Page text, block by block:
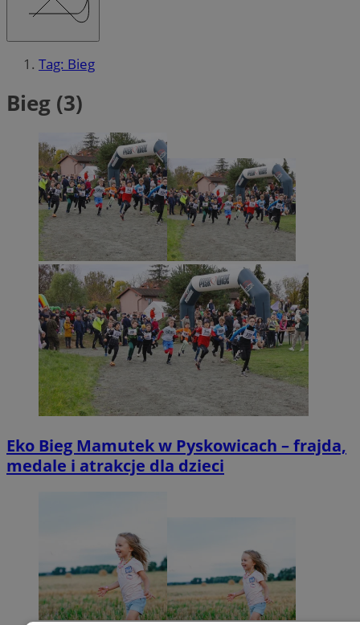
Tag: Bieg
Bieg (3)
Eko Bieg Mamutek w Pyskowicach – frajda,
medale i atrakcje dla dzieci